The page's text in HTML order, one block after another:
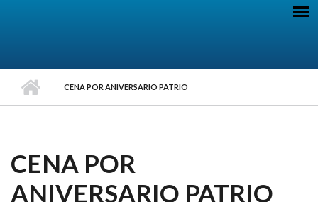
CENA POR ANIVERSARIO PATRIO
CENA POR
ANIVERSARIO PATRIO